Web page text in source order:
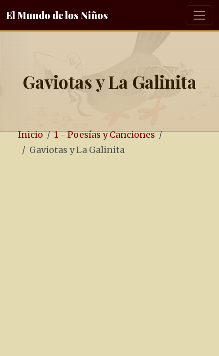
El Mundo de los Niños
Gaviotas y La Galinita
Inicio
1 - Poesías y Canciones
Gaviotas y La Galinita